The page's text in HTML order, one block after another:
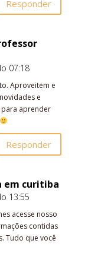
Responder
07:18
Aproveitem e
e
para aprender
Responder
em curitiba
13:55
acesse nosso
contidas
Tudo que você